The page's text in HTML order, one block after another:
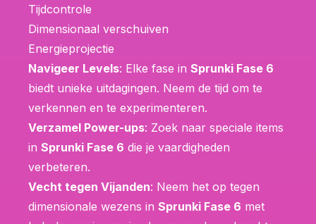
Tijdcontrole
Dimensionaal verschuiven
Energieprojectie
Navigeer Levels: Elke fase in Sprunki Fase 6
biedt unieke uitdagingen. Neem de tijd om te
verkennen en te experimenteren.
Verzamel Power-ups: Zoek naar speciale items
in Sprunki Fase 6 die je vaardigheden
verbeteren.
Vecht tegen Vijanden: Neem het op tegen
dimensionale wezens in Sprunki Fase 6 met